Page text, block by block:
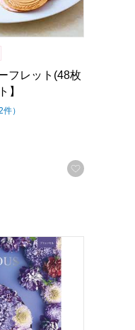
る
フレット(48枚
】
5点満点中）
件の評価
）
お気に入
のカタログ】
ュッセル【カタログギ